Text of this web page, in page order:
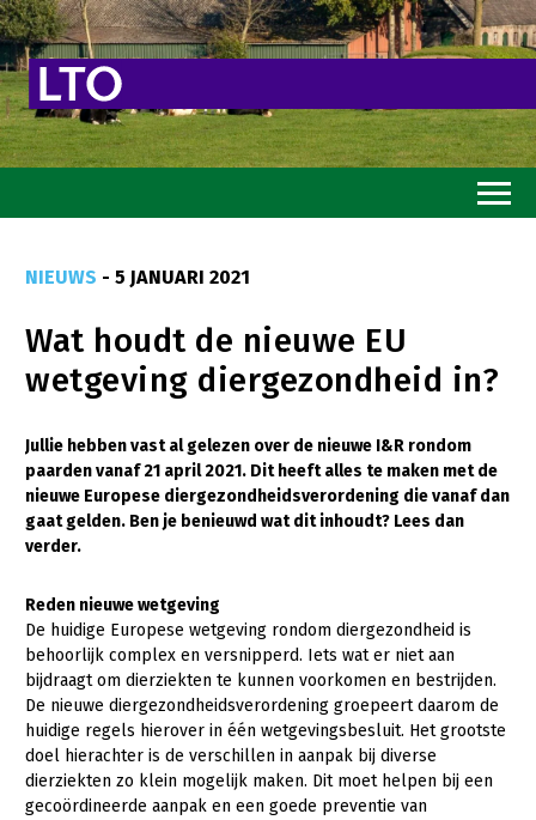
Goed eten
Mooi groen
Sterk ondernemerschap
Transitiepaden
Thema’s
Gezonde dieren
Natuur, klimaat en energie
Bodem en water
Platteland en omgeving
Mens, ondernemerschap en onderwijs
NIEUWS - 5 JANUARI 2021
Wat houdt de nieuwe EU
wetgeving diergezondheid in?
Jullie hebben vast al gelezen over de nieuwe I&R rondom
paarden vanaf 21 april 2021. Dit heeft alles te maken met de
nieuwe Europese diergezondheidsverordening die vanaf dan
gaat gelden. Ben je benieuwd wat dit inhoudt? Lees dan
verder.
Reden nieuwe wetgeving
De huidige Europese wetgeving rondom diergezondheid is
behoorlijk complex en versnipperd. Iets wat er niet aan
bijdraagt om dierziekten te kunnen voorkomen en bestrijden.
De nieuwe diergezondheidsverordening groepeert daarom de
huidige regels hierover in één wetgevingsbesluit. Het grootste
doel hierachter is de verschillen in aanpak bij diverse
dierziekten zo klein mogelijk maken. Dit moet helpen bij een
gecoördineerde aanpak en een goede preventie van